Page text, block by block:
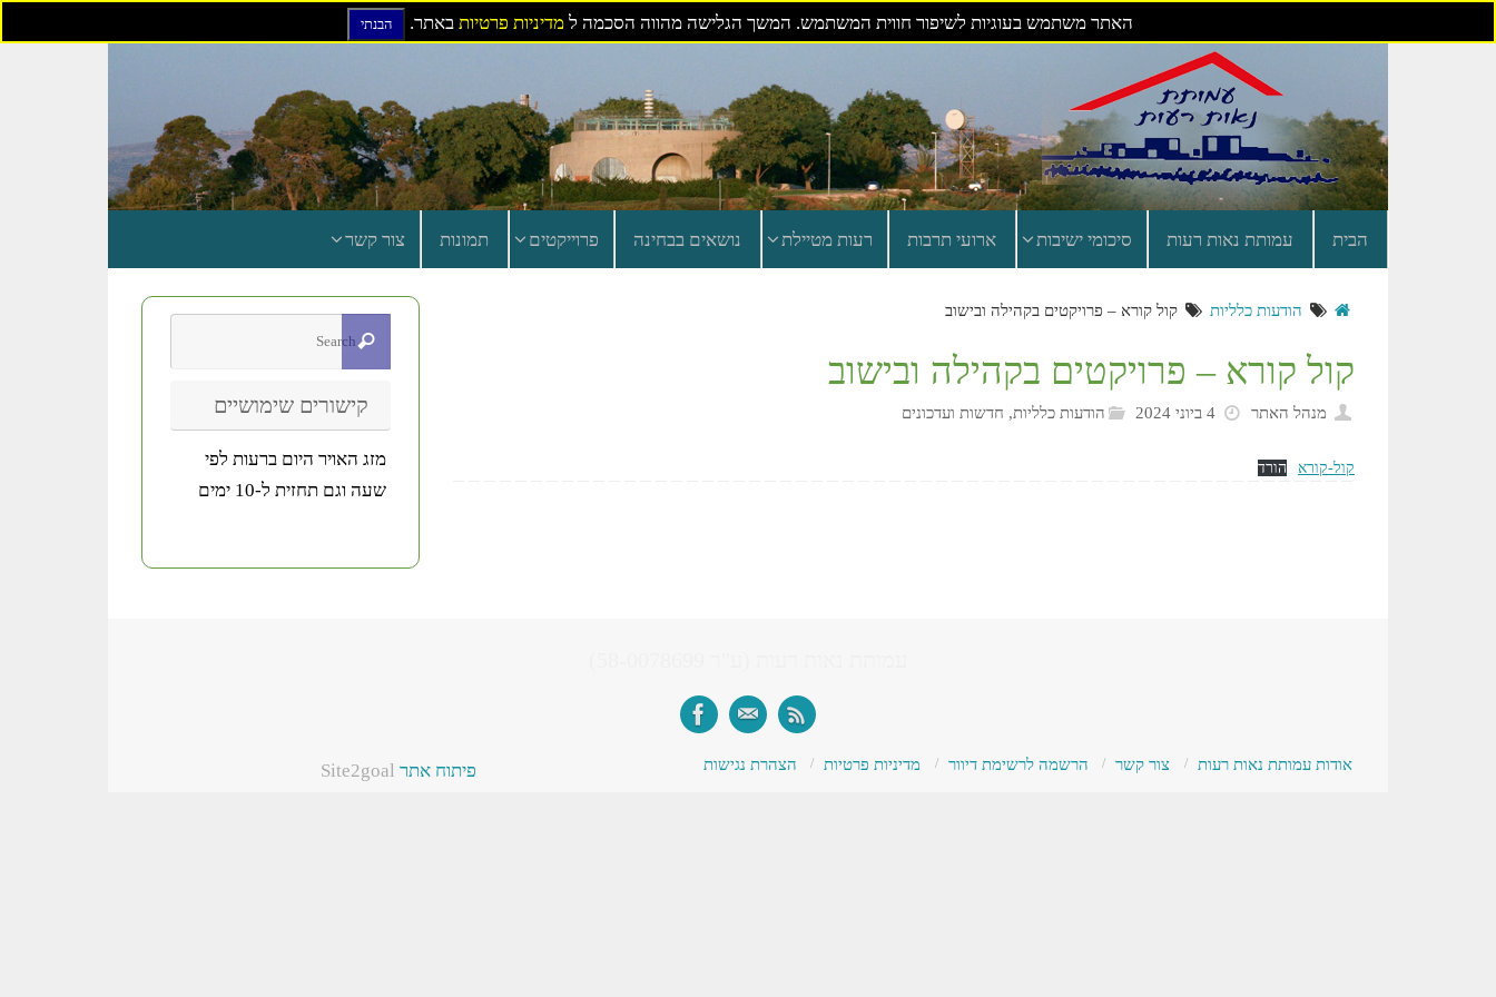
האתר משתמש בעוגיות לשיפור חווית המשתמש. המשך הגלישה מהווה הסכמה למדיניות פרטיות באתר. הבנתי
הבית עמותת נאות רעות סיכומי ישיבות ארועי תרבות רעות מטיילת נושאים בבחינה פרוייקטים תמונות צור קשר
הודעות כלליות קול קורא – פרויקטים בקהילה ובישוב
קול קורא – פרויקטים בקהילה ובישוב
מנהל האתר 4 ביוני 2024 הודעות כלליות, חדשות ועדכונים
קול-קורא הורד
קישורים שימושיים
מזג האויר היום ברעות לפי
שעה וגם תחזית ל-10 ימים
אודות עמותת נאות רעות צור קשר הרשמה לרשימת דיוור מדיניות פרטיות הצהרת נגישות פיתוח אתרSite2goal